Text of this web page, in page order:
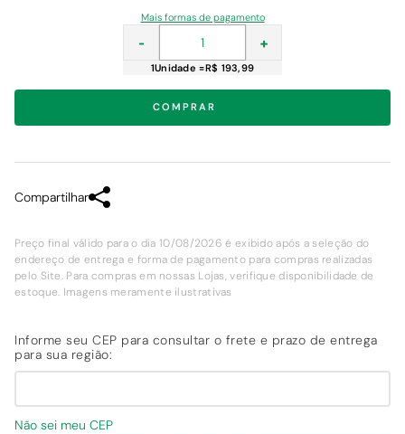
Mais formas de pagamento
+
-
1Unidade =R$ 193,99
COMPRAR
Compartilhar
Preço final válido para o dia 10/08/2026 é exibido após a seleção do
endereço de entrega e forma de pagamento para compras realizadas
pelo Site. Para compras em nossas Lojas, verifique disponibilidade de
estoque. Imagens meramente ilustrativas
Não sei meu CEP